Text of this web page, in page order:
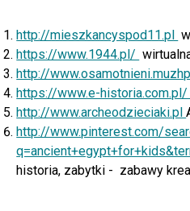
http://mieszkancyspod11.pl
https://www.1944.pl/
http://
https://www.e-historia.com.pl/
http://www.archeodzieciaki.pl
http://www.pinterest.com/
historia, zabytki - zabawy